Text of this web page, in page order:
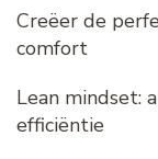
Creëer de
comfort
Lean mindset:
efficiëntie